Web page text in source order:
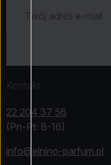
Kontakt
22 204 37 56
(Pn-Pt: 8-16)
info@elnino-parfum.pl